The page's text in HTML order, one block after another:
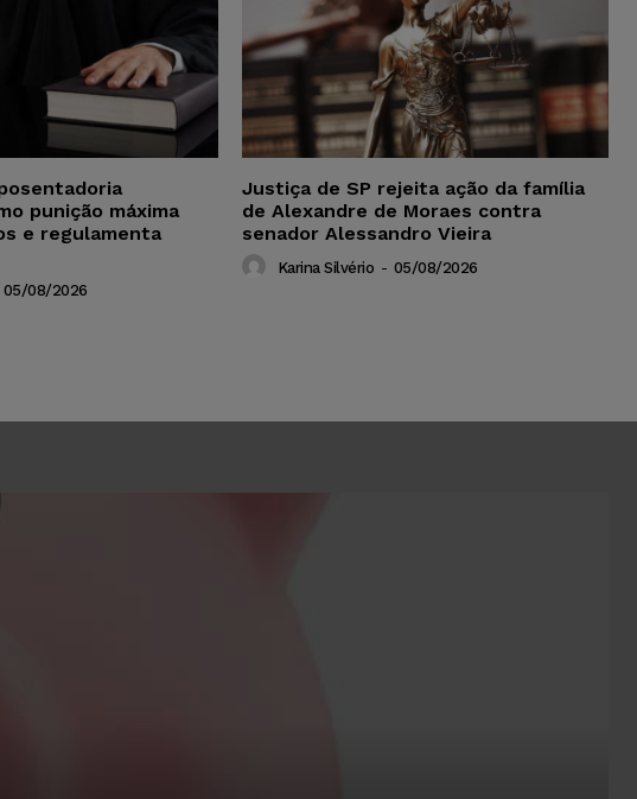
punição máxima
e regulamenta
05/08/2026
Justiça de SP rejeita ação da família
de Alexandre de Moraes contra
senador Alessandro Vieira
Karina Silvério - 05/08/2026